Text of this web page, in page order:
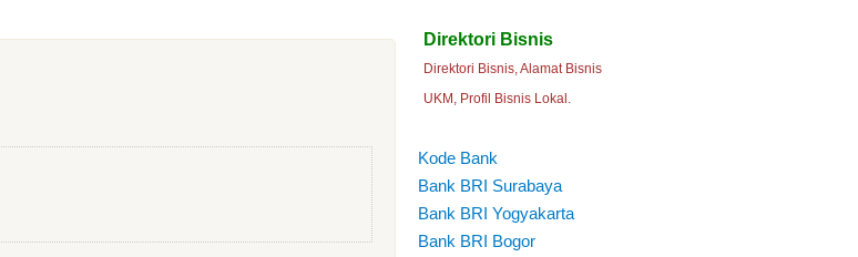
Direktori Bisnis
Direktori Bisnis, Alamat Bisnis
UKM, Profil Bisnis Lokal.
Kode Bank
Bank BRI Surabaya
Bank BRI Yogyakarta
Bank BRI Bogor